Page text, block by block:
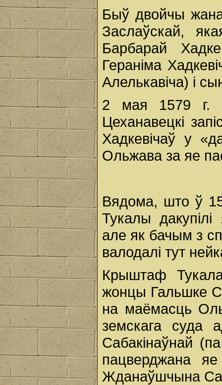
Быў двойчы
Заслаўскай,
Барбарай
Гераніма
Алелькавіча) і
2 мая 1579 г.
Цеханавецкі
Хадкевічаў у
Ольжава за яе
Вядома, што ў
Тукалы
але як бачым з
валодалі тут
Крыштаф
жонцы Гальшке
на маёмасць
земскага суда
Сабакінаўнай
пацверджана
Жданаўшчына